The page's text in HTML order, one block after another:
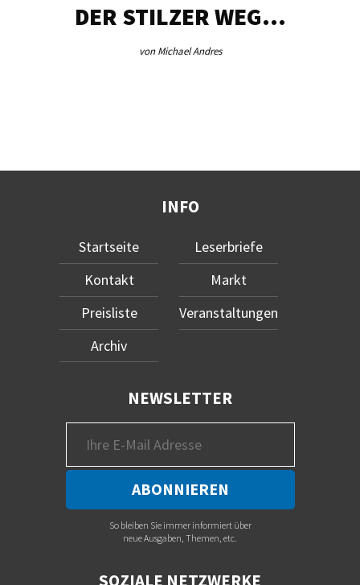
DER STILZER WEG…
von Michael Andres
INFO
Startseite
Kontakt
Preisliste
Archiv
Leserbriefe
Markt
Veranstaltungen
NEWSLETTER
So bleiben Sie immer informiert über
neue Ausgaben, Themen, etc.